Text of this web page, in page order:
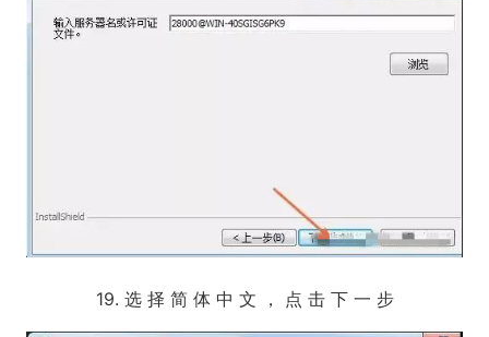
19. 选 择 简 体 中 文 ， 点 击 下 一 步